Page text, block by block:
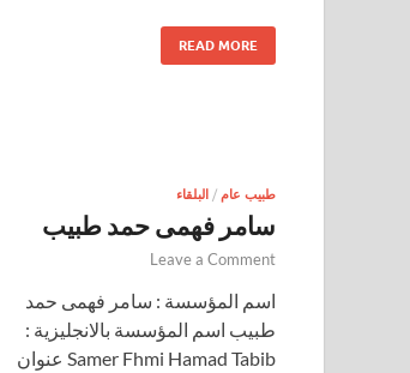
READ MORE
طبيب عام / البلقاء
سامر فهمى حمد طبيب
Leave a Comment
اسم المؤسسة : سامر فهمى حمد
طبيب اسم المؤسسة بالانجليزية :
Samer Fhmi Hamad Tabib عنوان